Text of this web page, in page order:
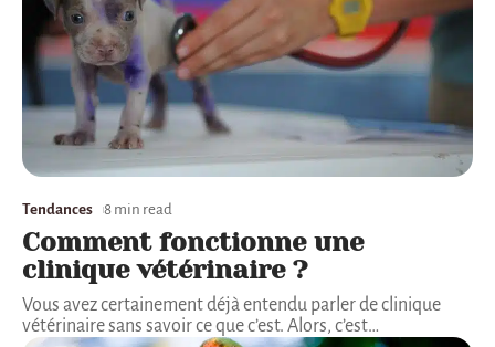
Tendances 8 min read
Comment fonctionne une
clinique vétérinaire ?
Vous avez certainement déjà entendu parler de clinique
vétérinaire sans savoir ce que c’est. Alors, c’est…